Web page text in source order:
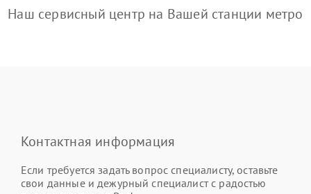
Наш сервисный центр на Вашей станции метро
Контактная информация
Если требуется задать вопрос специалисту, оставьте
свои данные и дежурный специалист с радостью